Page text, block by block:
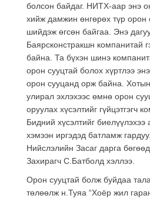
болсон байдаг. НИТХ-аар энэ
хийж дамжин өнгөрөх түр орон
шийдэж өгсөн байгаа. Энэ
Баярсконстракшн компанитай
байна. Та бүхэн шинэ
орон сууцтай болох хүртлээ
орон сууцанд орж байна. Хотын
улирал эхлэхээс өмнө орон
оруулах хүсэлтийг гүйцэтгэгч
Бидний хүсэлтийг биелүүлэхээ
хэмээн иргэдэд батламж
Нийслэлийн Засаг дарга
Захирагч С.Батболд хэллээ.
Орон сууцтай болж буйдаа
төлөөлж н.Туяа “Хоёр жил